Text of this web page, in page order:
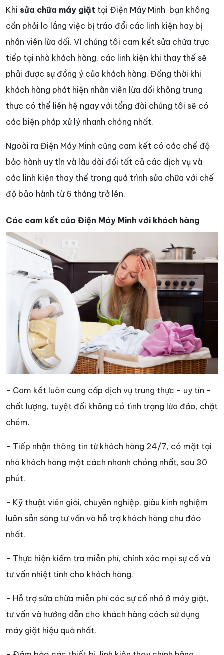
Khi sửa chữa máy giặt tại Điện Máy Minh bạn không
cần phải lo lắng việc bị tráo đổi các linh kiện hay bị
nhân viên lừa dối. Vì chúng tôi cam kết sửa chữa trực
tiếp tại nhà khách hàng, các linh kiện khi thay thế sẽ
phải được sự đồng ý của khách hàng. Đồng thời khi
khách hàng phát hiện nhân viên lừa dối không trung
thực có thể liên hệ ngay với tổng đài chúng tôi sẽ có
các biện pháp xử lý nhanh chóng nhất.
Ngoài ra Điện Máy Minh cũng cam kết có các chế độ
bảo hành uy tín và lâu dài đối tất cả các dịch vụ và
các linh kiện thay thế trong quá trình sửa chữa với chế
độ bảo hành từ 6 tháng trở lên.
Các cam kết của Điện Máy Minh với khách hàng
- Cam kết luôn cung cấp dịch vụ trung thực - uy tín -
chất lượng, tuyệt đối không có tình trạng lừa đảo, chặt
chém.
- Tiếp nhận thông tin từ khách hàng 24/7, có mặt tại
nhà khách hàng một cách nhanh chóng nhất, sau 30
phút.
- Kỹ thuật viên giỏi, chuyên nghiệp, giàu kinh nghiệm
luôn sẵn sàng tư vấn và hỗ trợ khách hàng chu đáo
nhất.
- Thực hiện kiểm tra miễn phí, chính xác mọi sự cố và
tư vấn nhiệt tình cho khách hàng.
- Hỗ trợ sửa chữa miễn phí các sự cố nhỏ ở máy giặt,
tư vấn và hướng dẫn cho khách hàng cách sử dụng
máy giặt hiệu quả nhất.